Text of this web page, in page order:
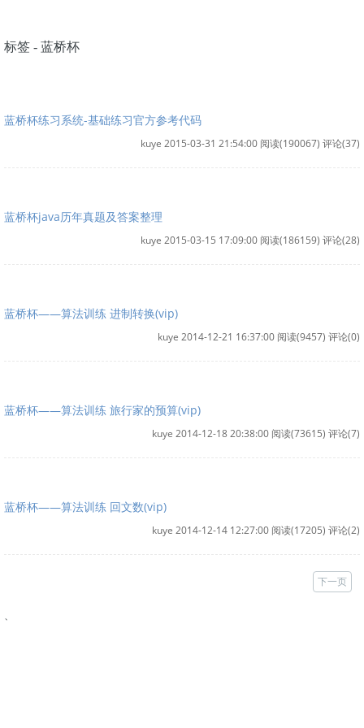
标签 - 蓝桥杯
蓝桥杯练习系统-基础练习官方参考代码
kuye 2015-03-31 21:54:00 阅读(190067) 评论(37)
蓝桥杯java历年真题及答案整理
kuye 2015-03-15 17:09:00 阅读(186159) 评论(28)
蓝桥杯——算法训练 进制转换(vip)
kuye 2014-12-21 16:37:00 阅读(9457) 评论(0)
蓝桥杯——算法训练 旅行家的预算(vip)
kuye 2014-12-18 20:38:00 阅读(73615) 评论(7)
蓝桥杯——算法训练 回文数(vip)
kuye 2014-12-14 12:27:00 阅读(17205) 评论(2)
下一页
、